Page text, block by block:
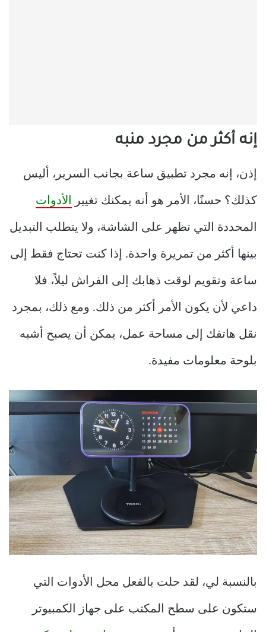
إنه أكثر من مجرد منبه
إذن، إنه مجرد تطبيق ساعة بجانب السرير، أليس
كذلك؟ حسنًا، الأمر هو أنه يمكنك تغيير الأدوات
المحددة التي تظهر على الشاشة، ولا يتطلب التبديل
بينها أكثر من تمريرة واحدة. إذا كنت تحتاج فقط إلى
ساعة وتقويم لوقت ذهابك إلى الفراش ليلاً، فلا
داعي لأن يكون الأمر أكثر من ذلك. ومع ذلك، بمجرد
نقل هاتفك إلى مساحة عمل، يمكن أن يصبح أشبه
بلوحة معلومات مفيدة.
بالنسبة لي، لقد حلت بالفعل محل الأدوات التي
ستكون على سطح المكتب على جهاز الكمبيوتر